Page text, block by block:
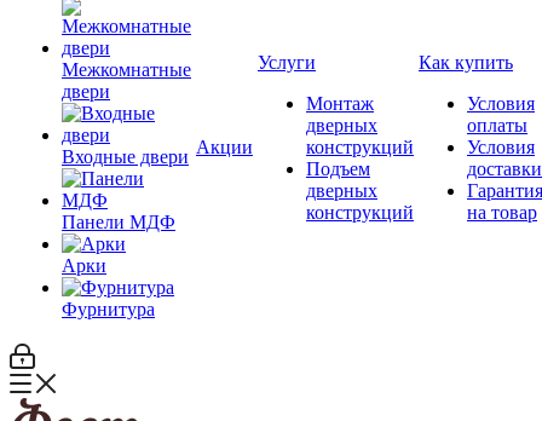
Межкомнатные
двери
Входные двери
Панели МДФ
Арки
Фурнитура
Акции
Услуги
Монтаж
дверных
конструкций
Подъем
дверных
конструкций
Как купить
Условия
оплаты
Условия
доставки
Гарантия
на товар